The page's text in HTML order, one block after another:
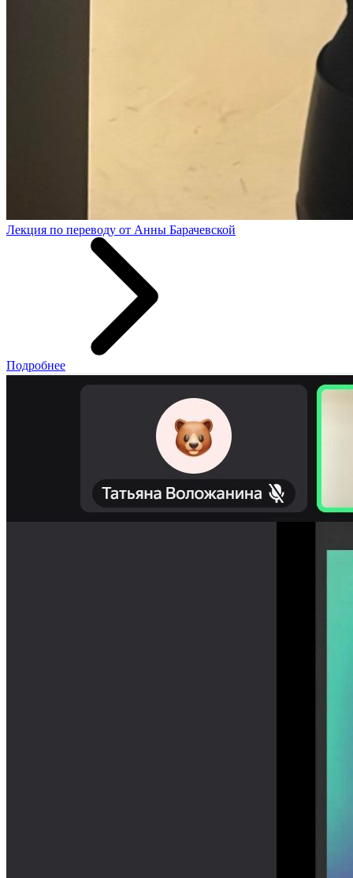
Лекция по переводу от Анны Барачевской
Подробнее